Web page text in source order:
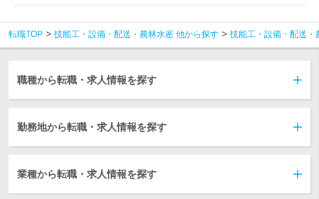
転職TOP 技能工・設備・配送・農林水産 他から探す 技能工・設備・配送・
職種から転職・求人情報を探す
勤務地から転職・求人情報を探す
業種から転職・求人情報を探す